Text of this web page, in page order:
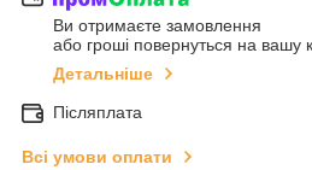
Ви отримаєте замовлення
або гроші повернуться на вашу
Детальніше
Післяплата
Всі умови оплати